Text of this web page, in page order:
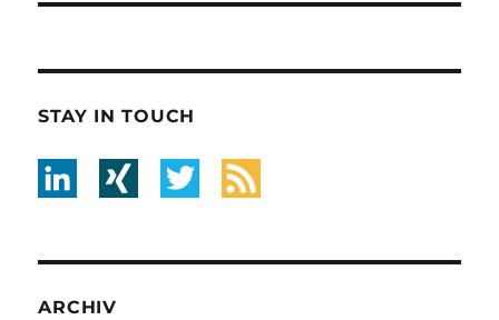
STAY IN TOUCH
ARCHIV